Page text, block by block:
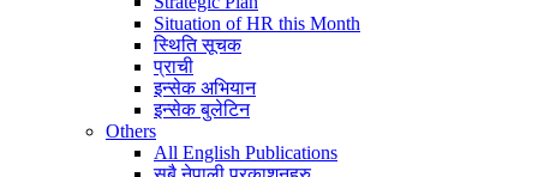
Situation of HR this Month
स्थिति सूचक
प्राची
इन्सेक अभियान
इन्सेक बुलेटिन
Others
All English Publications